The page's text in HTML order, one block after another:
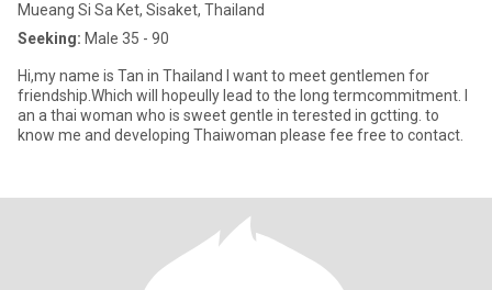
Mueang Si Sa Ket, Sisaket, Thailand
Seeking: Male 35 - 90
Hi,my name is Tan in Thailand l want to meet gentlemen for
friendship.Which will hopeully lead to the long termcommitment. I
an a thai woman who is sweet gentle in terested in gctting. to
know me and developing Thaiwoman please fee free to contact.